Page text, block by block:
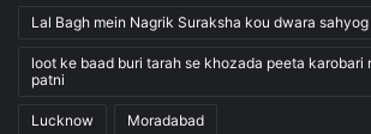
Lal Bagh mein Nagrik Suraksha kou dwara
loot ke baad buri tarah se khozada peeta karobari
patni
Lucknow Moradabad